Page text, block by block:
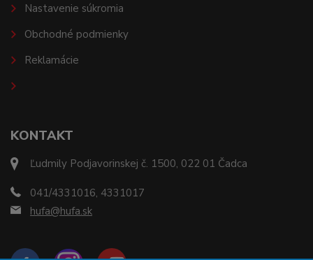
KONTAKT
Ľudmily Podjavorinskej č. 1500, 022 01 Čadca
041/4331016, 4331017
hufa@hufa.sk
Nastavenie súkromia
Obchodné podmienky
Reklamácie